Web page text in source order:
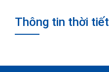
Thông tin thời tiết